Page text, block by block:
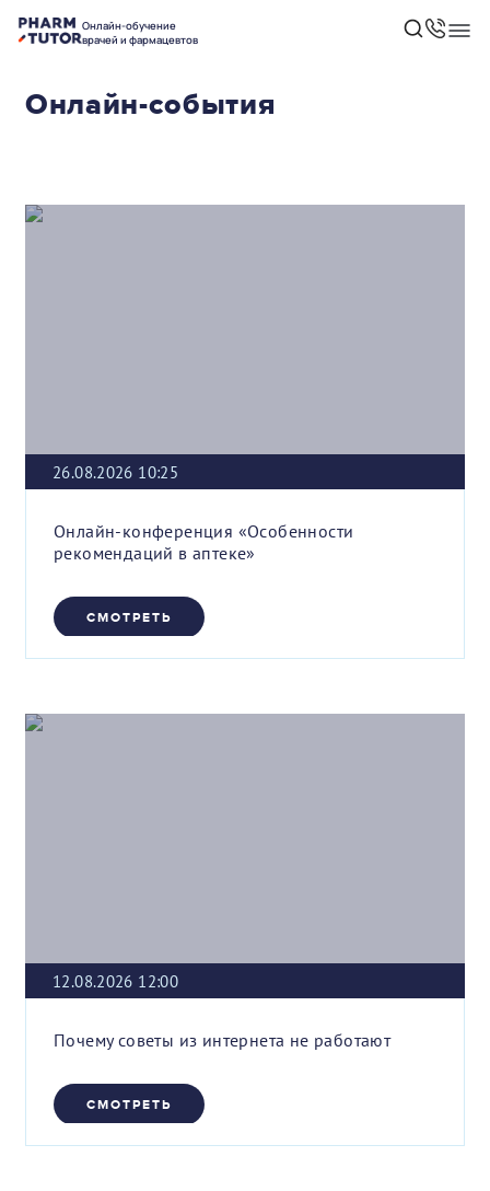
Онлайн-обучение
врачей и фармацевтов
Онлайн-события
26.08.2026 10:25
Онлайн-конференция «Особенности
рекомендаций в аптеке»
СМОТРЕТЬ
12.08.2026 12:00
Почему советы из интернета не работают
СМОТРЕТЬ